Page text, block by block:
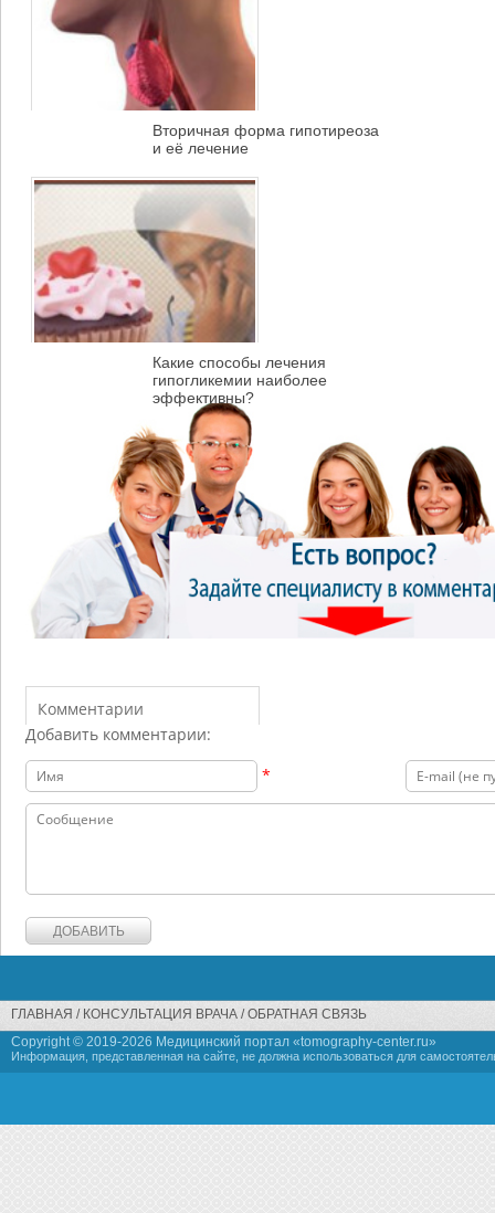
Вторичная форма гипотиреоза
и её лечение
Какие способы лечения
гипогликемии наиболее
эффективны?
Комментарии
Добавить комментарии:
*
ГЛАВНАЯ КОНСУЛЬТАЦИЯ ВРАЧА
ОБРАТНАЯ СВЯЗЬ
Copyright © 2019-2026 Медицинский портал «tomography-center.ru»
Информация, представленная на сайте, не должна использоваться для